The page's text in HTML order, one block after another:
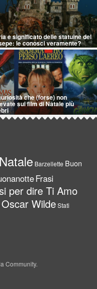
e significato delle statuine del
le conosci veramente?
che (forse) non
sui film di Natale più
Barzellette Buon
Frasi
per dire Ti Amo
Oscar WildeStati
Community.